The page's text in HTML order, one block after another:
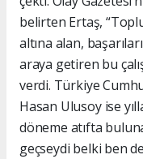
belirten Ertaş,
altına alan,
araya getiren bu
verdi. Türkiye
Hasan Ulusoy ise
döneme atıfta
geçseydi belki ben